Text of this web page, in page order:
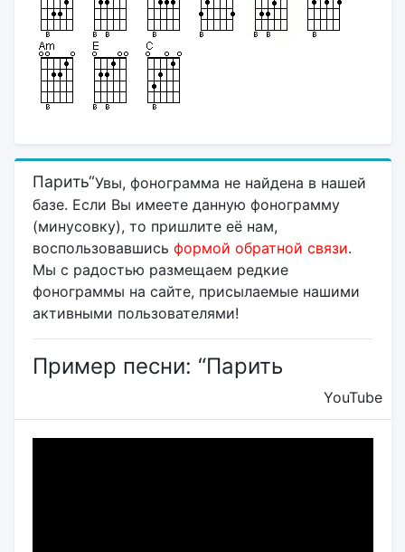
Парить“Увы, фонограмма не найдена в нашей
базе. Если Вы имеете данную фонограмму
(минусовку), то пришлите её нам,
воспользовавшись формой обратной связи.
Мы с радостью размещаем редкие
фонограммы на сайте, присылаемые нашими
активными пользователями!
Пример песни: “Парить
YouTube